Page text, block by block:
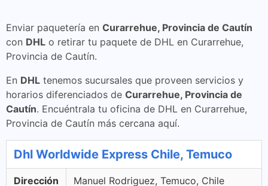
Enviar paquetería en Curarrehue, Provincia de Cautín
con DHL o retirar tu paquete de DHL en Curarrehue,
Provincia de Cautín.
En DHL tenemos sucursales que proveen servicios y
horarios diferenciados de Curarrehue, Provincia de
Cautín. Encuéntrala tu oficina de DHL en Curarrehue,
Provincia de Cautín más cercana aquí.
Dhl Worldwide Express Chile, Temuco
Dirección Manuel Rodriguez, Temuco, Chile